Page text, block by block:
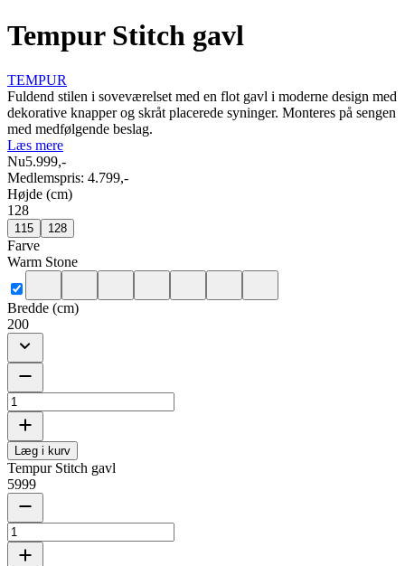
Tempur Stitch gavl
TEMPUR
Fuldend stilen i soveværelset med en flot gavl i moderne design med
dekorative knapper og skråt placerede syninger. Monteres på sengen
med medfølgende beslag.
Læs mere
Nu5.999,-
Medlemspris: 4.799,-
Højde (cm)
128
115 128
Farve
Warm Stone
Bredde (cm)
200
Læg i kurv
Tempur Stitch gavl
5999